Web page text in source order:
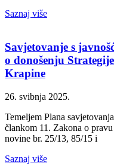
Saznaj više
Savjetovanje s
o donošenju
Krapine
26. svibnja 2025.
Temeljem Plana
člankom 11. Zakona o
novine br. 25/13, 85/15 i
Saznaj više